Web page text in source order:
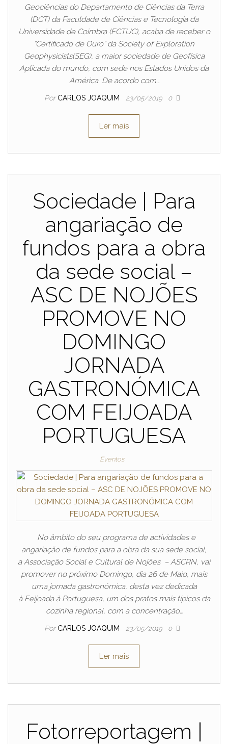
Geociências do Departamento de Ciências da Terra
(DCT) da Faculdade de Ciências e Tecnologia da
Universidade de Coimbra (FCTUC), acaba de receber o
“Certificado de Ouro” da Society of Exploration
Geophysicists(SEG), a maior sociedade de Geofísica
Aplicada do mundo, com sede nos Estados Unidos da
América. De acordo com…
Por CARLOS JOAQUIM 23/05/2019 0
Ler mais
Sociedade | Para
angariação de
fundos para a obra
da sede social –
ASC DE NOJÕES
PROMOVE NO
DOMINGO
JORNADA
GASTRONÓMICA
COM FEIJOADA
PORTUGUESA
Eventos
No âmbito do seu programa de actividades e
angariação de fundos para a obra da sua sede social,
a Associação Social e Cultural de Nojões – ASCRN, vai
promover no próximo Domingo, dia 26 de Maio, mais
uma jornada gastronómica, desta vez dedicada
à Feijoada à Portuguesa, um dos pratos mais típicos da
cozinha regional, com a concentração…
Por CARLOS JOAQUIM 23/05/2019 0
Ler mais
Fotorreportagem |